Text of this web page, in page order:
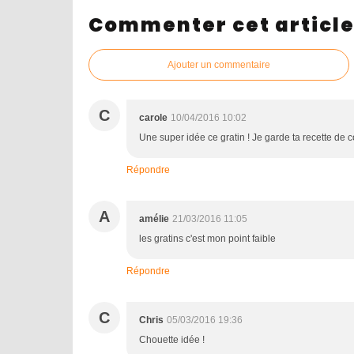
Commenter cet article
Ajouter un commentaire
C carole 10/04/2016 10:02
Une super idée ce gratin ! Je garde ta recette de
Répondre
A amélie 21/03/2016 11:05
les gratins c'est mon point faible
Répondre
C Chris 05/03/2016 19:36
Chouette idée !